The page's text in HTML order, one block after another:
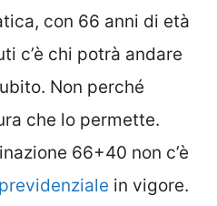
con 66 anni di età
c’è chi potrà andare
Non perché
che lo permette.
66+40 non c’è
in vigore.